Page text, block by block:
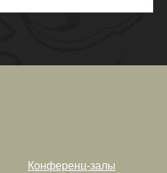
Конференц-залы